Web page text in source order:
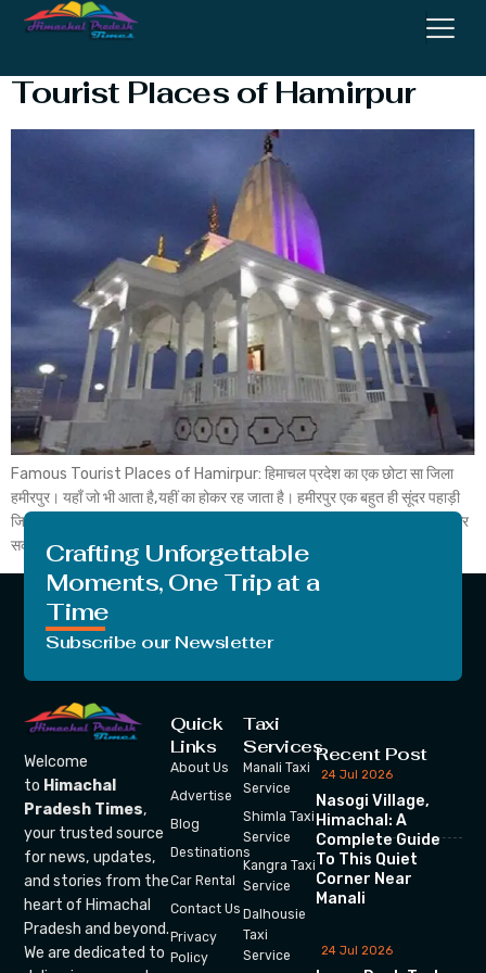
Tourist Places of Hamirpur
Famous Tourist Places of Hamirpur: हिमाचल प्रदेश का एक छोटा सा जिला
हमीरपुर। यहाँ जो भी आता है,यहीं का होकर रह जाता है। हमीरपुर एक बहुत ही सूंदर पहाड़ी
जिला है।हमीरपुर के पर्यटन स्थलों में घूमने के लिए आप बस या अपने वाहन का भी प्रयोग कर
सकते हैं।हमीरपुर के ज्यादातर दार्शनिक स्थल सड़क के […]
Crafting Unforgettable
Moments, One Trip at a
Time
Subscribe our Newsletter
Welcome
to Himachal
Pradesh Times,
your trusted source
for news, updates,
and stories from the
heart of Himachal
Pradesh and beyond.
We are dedicated to
Quick
Links
About Us
Advertise
Blog
Destinations
Car Rental
Contact Us
Privacy
Policy
Taxi
Services
Manali Taxi
Service
Shimla Taxi
Service
Kangra Taxi
Service
Dalhousie
Taxi
Service
Recent Post
24 Jul 2026
Nasogi Village,
Himachal: A
Complete Guide
To This Quiet
Corner Near
Manali
24 Jul 2026